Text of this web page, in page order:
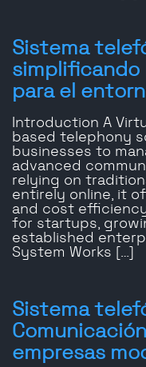
Sistema
simplificando
para el
Introduction A
based telephony
businesses to
advanced
relying on
entirely online, it
and cost
for startups,
established
System Works […]
Sistema
empresas